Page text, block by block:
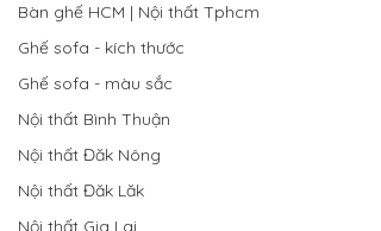
Bàn ghế HCM | Nội thất Tphcm
Ghế sofa - kích thước
Ghế sofa - màu sắc
Nội thất Bình Thuận
Nội thất Đăk Nông
Nội thất Đăk Lăk
Nội thất Gia Lai